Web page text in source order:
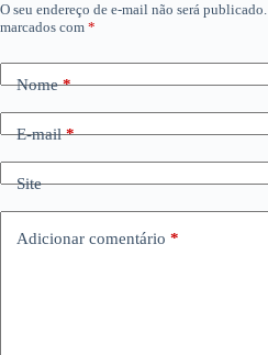
O seu endereço de e-mail não será publicado.
marcados com *
Nome*
E-mail*
Site
Adicionar comentário *